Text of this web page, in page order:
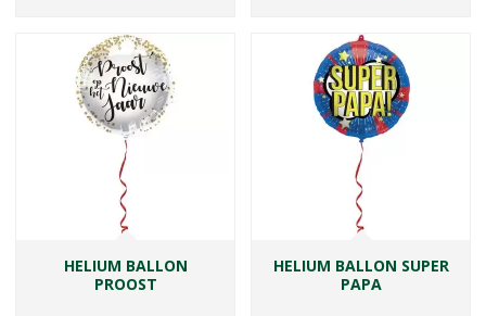
HELIUM BALLON
PROOST
HELIUM BALLON SUPER
PAPA